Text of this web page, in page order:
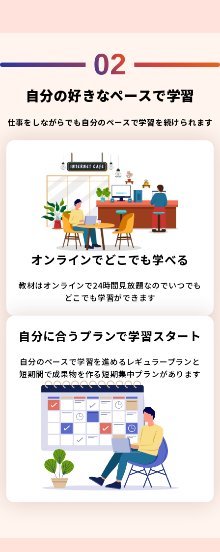
02
自分の好きなペースで学習
仕事をしながらでも自分のペースで学習を続けられます
オンラインでどこでも学べる
教材はオンラインで24時間見放題なのでいつでも
どこでも学習ができます
自分に合うプランで学習スタート
自分のペースで学習を進めるレギュラープランと
短期間で成果物を作る短期集中プランがあります